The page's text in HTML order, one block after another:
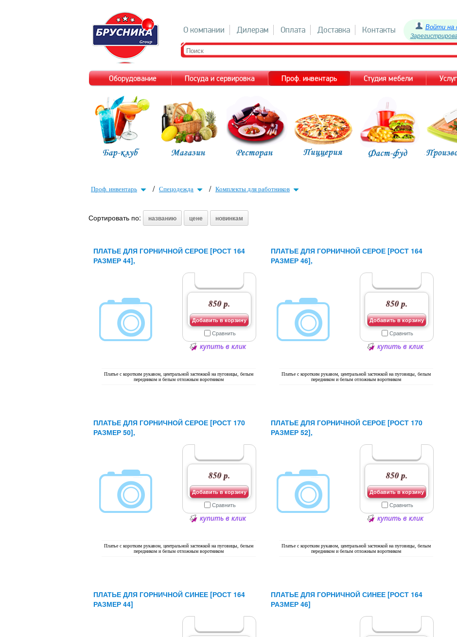
Войти на
О компании Дилерам Оплата Доставка Контакты
Оборудование Посуда и сервировка Проф. инвентарь Студия мебели
Проф. инвентарь / Спецодежда / Комплекты для работников
Сортировать по: названию цене новинкам
ПЛАТЬЕ ДЛЯ ГОРНИЧНОЙ СЕРОЕ [РОСТ 164
РАЗМЕР 44],
Платье с коротким рукавом, центральной застежкой на пуговицы, белым
передником и белым отложным воротником
850 р.
Добавить в корзину
Сравнить
купить в клик
ПЛАТЬЕ ДЛЯ ГОРНИЧНОЙ СЕРОЕ [РОСТ 164
РАЗМЕР 46],
Платье с коротким рукавом, центральной застежкой на пуговицы, белым
передником и белым отложным воротником
850 р.
Добавить в корзину
Сравнить
купить в клик
ПЛАТЬЕ ДЛЯ ГОРНИЧНОЙ СЕРОЕ [РОСТ 170
РАЗМЕР 50],
Платье с коротким рукавом, центральной застежкой на пуговицы, белым
передником и белым отложным воротником
850 р.
Добавить в корзину
Сравнить
купить в клик
ПЛАТЬЕ ДЛЯ ГОРНИЧНОЙ СЕРОЕ [РОСТ 170
РАЗМЕР 52],
Платье с коротким рукавом, центральной застежкой на пуговицы, белым
передником и белым отложным воротником
850 р.
Добавить в корзину
Сравнить
купить в клик
ПЛАТЬЕ ДЛЯ ГОРНИЧНОЙ СИНЕЕ [РОСТ 164
РАЗМЕР 44]
ПЛАТЬЕ ДЛЯ ГОРНИЧНОЙ СИНЕЕ [РОСТ 164
РАЗМЕР 46]